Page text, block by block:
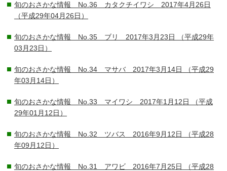
旬のおさかな情報 No.36 カタクチイワシ 2017年4月26日
（平成29年04月26日）
旬のおさかな情報 No.35 ブリ 2017年3月23日
（平成29年
03月23日）
旬のおさかな情報 No.34 マサバ 2017年3月14日
（平成29
年03月14日）
旬のおさかな情報 No.33 マイワシ 2017年1月12日
（平成
29年01月12日）
旬のおさかな情報 No.32 ツバス 2016年9月12日
（平成28
年09月12日）
旬のおさかな情報 No.31 アワビ 2016年7月25日
（平成28